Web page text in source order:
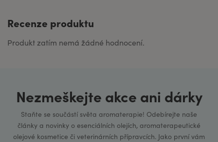
Recenze produktu
Produkt zatím nemá žádné hodnocení.
Nezmeškejte akce ani dárky
Staňte se součástí světa aromaterapie! Odebírejte naše
články a novinky o esenciálních olejích, aromaterapeutické
olejové kosmetice či veterinárních přípravcích. Jako první vám